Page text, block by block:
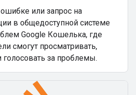
или запрос на
в общедоступной системе
Google Кошелька, где
смогут просматривать,
за проблемы.